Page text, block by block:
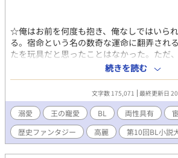
☆俺はお前を何度も抱き、俺なしではいら
る。宿命という名の数奇な運命に翻弄さ
たを玩具だと思ったことはなかった。ただ
ものだ。俺はそなたを何度でも抱き、俺な
な淫らな身体にする。抱き潰すくらいに抱
官のことなど思い出しもしなくなる。― モ
祖父に持ちモンゴル帝国直系の皇女を生母
生まれながらの高麗の王太子だった。 だが
を激変させる出来事が起こった。 そう、あ
までは。
続きを読む
文字数 175,071 最終更新日
溺愛 王の寵愛 BL 両性具有
歴史ファンタジー
高麗 第10回BL小説